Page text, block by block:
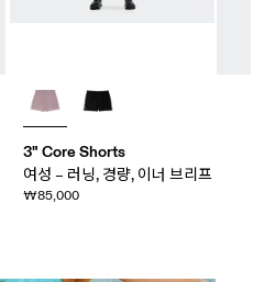
3" Core Shorts
여성 – 러닝, 경량, 이너 브리프
₩85,000